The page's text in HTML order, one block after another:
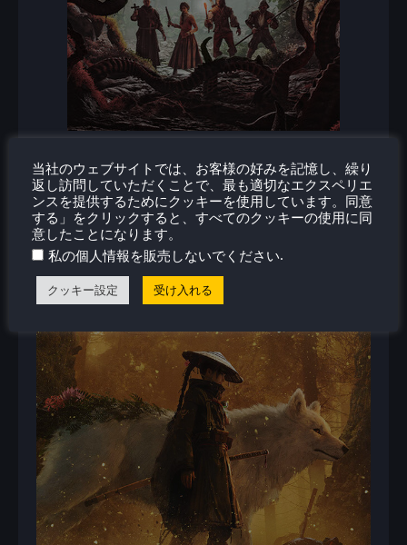
当社のウェブサイトでは、お客様の好みを記憶し、繰り
返し訪問していただくことで、最も適切なエクスペリエ
ンスを提供するためにクッキーを使用しています。同意
する」をクリックすると、すべてのクッキーの使用に同
意したことになります。
私の個人情報を販売しないでください.
クッキー設定 受け入れる